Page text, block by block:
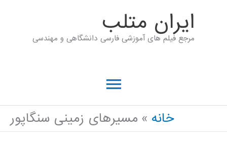
ايران متلب
مرجع فیلم های آموزشی فارسی دانشگاهی و مهندسی
فهرست
اصلی
خانه مسیرهای زمینی سنگاپور